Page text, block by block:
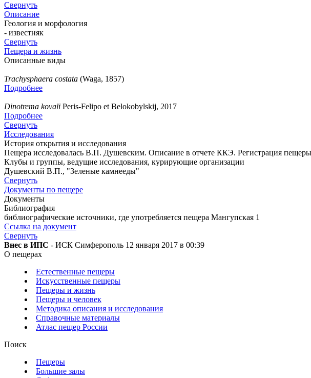
Свернуть
Описание
Геология и морфология
- известняк
Свернуть
Пещера и жизнь
Описанные виды
Trachysphaera costata (Waga, 1857)
Подробнее
Dinotrema kovali Peris-Felipo et Belokobylskij, 2017
Подробнее
Свернуть
Исследования
История открытия и исследования
Пещера исследовалась В.П. Душевским. Описание в отчете ККЭ. Регистрация
Клубы и группы, ведущие исследования, курирующие организации
Душевский В.П., "Зеленые камнееды"
Свернуть
Документы по пещере
Документы
Библиография
библиографические источники, где употребляется пещера Мангупская 1
Ссылка на документ
Свернуть
Внес в ИПС - ИСК Симферополь 12 января 2017 в 00:39
О пещерах
Естественные пещеры
Искусственные пещеры
Пещеры и жизнь
Пещеры и человек
Методика описания и исследования
Справочные материалы
Атлас пещер России
Поиск
Пещеры
Большие залы